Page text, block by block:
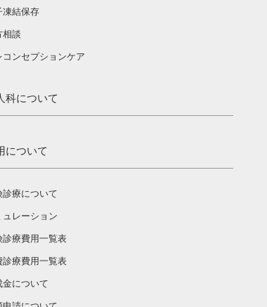
凍結保存
相談­
コンセプションケア
科について
について
診療について
ュレーション
診療費用一覧表
診療費用一覧表
金について